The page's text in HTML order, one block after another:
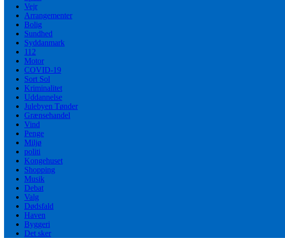
Vejr
Arrangementer
Bolig
Sundhed
Syddanmark
112
Motor
COVID-19
Sort Sol
Kriminalitet
Uddannelse
Julebyen Tønder
Grænsehandel
Vind
Penge
Miljø
politi
Kongehuset
Shopping
Musik
Debat
Valg
Dødsfald
Haven
Byggeri
Det sker